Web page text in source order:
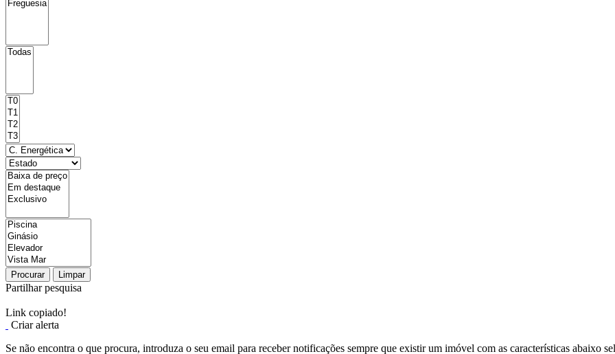
Procurar Limpar
Partilhar pesquisa
Link copiado!
Criar alerta
Se não encontra o que procura, introduza o seu email para receber notificações sempre que existir um imóvel com as características abaixo